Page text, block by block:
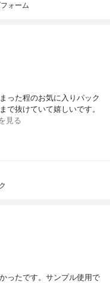
ォーム
った程のお気に入りパック
で抜けていて嬉しいです。
見る
ったです。サンプル使用で